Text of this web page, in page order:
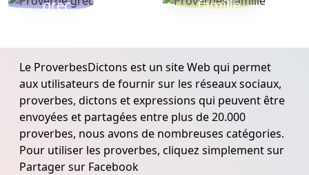
grec
famille
Le ProverbesDictons est un site Web qui permet
aux utilisateurs de fournir sur les réseaux sociaux,
proverbes, dictons et expressions qui peuvent être
envoyées et partagées entre plus de 20.000
proverbes, nous avons de nombreuses catégories.
Pour utiliser les proverbes, cliquez simplement sur
Partager sur Facebook